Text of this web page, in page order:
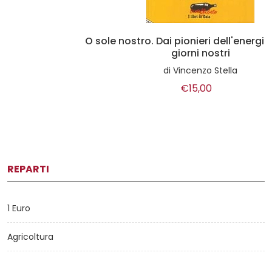
O sole nostro. Dai pionieri dell'energia solare ai
Vincenzo Stella
REPARTI
1 Euro
Agricoltura